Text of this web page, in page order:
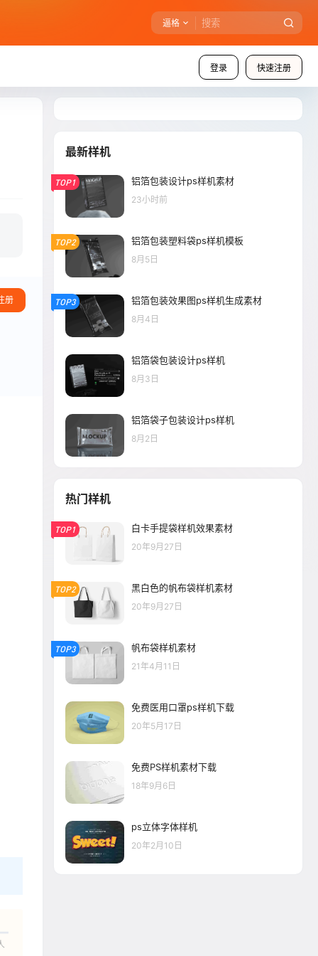
逼格
登录 快速注册
册
最新样机
TOP1 铝箔包装设计ps样机素材
23小时前
TOP2 铝箔包装塑料袋ps样机模板
8月5日
TOP3 铝箔包装效果图ps样机生成素材
8月4日
铝箔袋包装设计ps样机
8月3日
铝箔袋子包装设计ps样机
8月2日
热门样机
TOP1 白卡手提袋样机效果素材
20年9月27日
TOP2 黑白色的帆布袋样机素材
20年9月27日
TOP3 帆布袋样机素材
21年4月11日
免费医用口罩ps样机下载
20年5月17日
免费PS样机素材下载
18年9月6日
ps立体字体样机
20年2月10日